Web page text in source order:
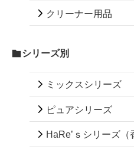
クリーナー用品
シリーズ別
ミックスシリーズ
ピュアシリーズ
HaRe’ｓシリーズ（